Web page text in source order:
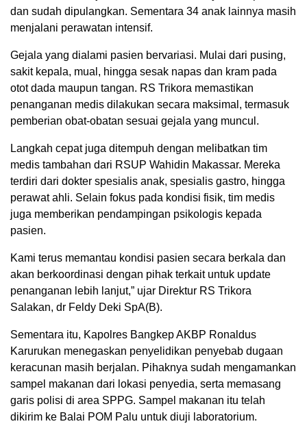
dan sudah dipulangkan. Sementara 34 anak lainnya masih
menjalani perawatan intensif.
Gejala yang dialami pasien bervariasi. Mulai dari pusing,
sakit kepala, mual, hingga sesak napas dan kram pada
otot dada maupun tangan. RS Trikora memastikan
penanganan medis dilakukan secara maksimal, termasuk
pemberian obat-obatan sesuai gejala yang muncul.
Langkah cepat juga ditempuh dengan melibatkan tim
medis tambahan dari RSUP Wahidin Makassar. Mereka
terdiri dari dokter spesialis anak, spesialis gastro, hingga
perawat ahli. Selain fokus pada kondisi fisik, tim medis
juga memberikan pendampingan psikologis kepada
pasien.
Kami terus memantau kondisi pasien secara berkala dan
akan berkoordinasi dengan pihak terkait untuk update
penanganan lebih lanjut,” ujar Direktur RS Trikora
Salakan, dr Feldy Deki SpA(B).
Sementara itu, Kapolres Bangkep AKBP Ronaldus
Karurukan menegaskan penyelidikan penyebab dugaan
keracunan masih berjalan. Pihaknya sudah mengamankan
sampel makanan dari lokasi penyedia, serta memasang
garis polisi di area SPPG. Sampel makanan itu telah
dikirim ke Balai POM Palu untuk diuji laboratorium.